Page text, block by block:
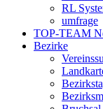
RL
umfrage
TOP-TEAM
Bezirke